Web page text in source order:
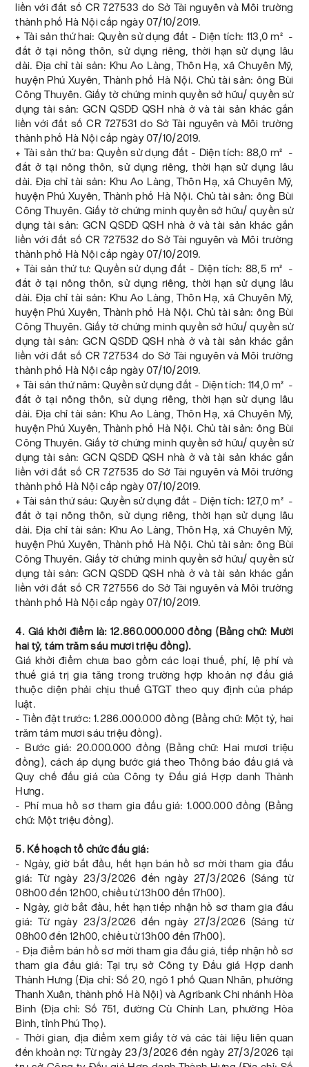
liền với đất số CR 727533 do Sở Tài nguyên và Môi trường
thành phố Hà Nội cấp ngày 07/10/2019.
+ Tài sản thứ hai: Quyền sử dụng đất - Diện tích: 113,0 m² -
đất ở tại nông thôn, sử dụng riêng, thời hạn sử dụng lâu
dài. Địa chỉ tài sản: Khu Ao Làng, Thôn Hạ, xã Chuyên Mỹ,
huyện Phú Xuyên, Thành phố Hà Nội. Chủ tài sản: ông Bùi
Công Thuyên. Giấy tờ chứng minh quyền sở hữu/ quyền sử
dụng tài sản: GCN QSDĐ QSH nhà ở và tài sản khác gắn
liền với đất số CR 727531 do Sở Tài nguyên và Môi trường
thành phố Hà Nội cấp ngày 07/10/2019.
+ Tài sản thứ ba: Quyền sử dụng đất - Diện tích: 88,0 m² -
đất ở tại nông thôn, sử dụng riêng, thời hạn sử dụng lâu
dài. Địa chỉ tài sản: Khu Ao Làng, Thôn Hạ, xã Chuyên Mỹ,
huyện Phú Xuyên, Thành phố Hà Nội. Chủ tài sản: ông Bùi
Công Thuyên. Giấy tờ chứng minh quyền sở hữu/ quyền sử
dụng tài sản: GCN QSDĐ QSH nhà ở và tài sản khác gắn
liền với đất số CR 727532 do Sở Tài nguyên và Môi trường
thành phố Hà Nội cấp ngày 07/10/2019.
+ Tài sản thứ tư: Quyền sử dụng đất - Diện tích: 88,5 m² -
đất ở tại nông thôn, sử dụng riêng, thời hạn sử dụng lâu
dài. Địa chỉ tài sản: Khu Ao Làng, Thôn Hạ, xã Chuyên Mỹ,
huyện Phú Xuyên, Thành phố Hà Nội. Chủ tài sản: ông Bùi
Công Thuyên. Giấy tờ chứng minh quyền sở hữu/ quyền sử
dụng tài sản: GCN QSDĐ QSH nhà ở và tài sản khác gắn
liền với đất số CR 727534 do Sở Tài nguyên và Môi trường
thành phố Hà Nội cấp ngày 07/10/2019.
+ Tài sản thứ năm: Quyền sử dụng đất - Diện tích: 114,0 m² -
đất ở tại nông thôn, sử dụng riêng, thời hạn sử dụng lâu
dài. Địa chỉ tài sản: Khu Ao Làng, Thôn Hạ, xã Chuyên Mỹ,
huyện Phú Xuyên, Thành phố Hà Nội. Chủ tài sản: ông Bùi
Công Thuyên. Giấy tờ chứng minh quyền sở hữu/ quyền sử
dụng tài sản: GCN QSDĐ QSH nhà ở và tài sản khác gắn
liền với đất số CR 727535 do Sở Tài nguyên và Môi trường
thành phố Hà Nội cấp ngày 07/10/2019.
+ Tài sản thứ sáu: Quyền sử dụng đất - Diện tích: 127,0 m² -
đất ở tại nông thôn, sử dụng riêng, thời hạn sử dụng lâu
dài. Địa chỉ tài sản: Khu Ao Làng, Thôn Hạ, xã Chuyên Mỹ,
huyện Phú Xuyên, Thành phố Hà Nội. Chủ tài sản: ông Bùi
Công Thuyên. Giấy tờ chứng minh quyền sở hữu/ quyền sử
dụng tài sản: GCN QSDĐ QSH nhà ở và tài sản khác gắn
liền với đất số CR 727556 do Sở Tài nguyên và Môi trường
thành phố Hà Nội cấp ngày 07/10/2019.
4. Giá khởi điểm là: 12.860.000.000 đồng (Bằng chữ: Mười
hai tỷ, tám trăm sáu mươi triệu đồng).
Giá khởi điểm chưa bao gồm các loại thuế, phí, lệ phí và
thuế giá trị gia tăng trong trường hợp khoản nợ đấu giá
thuộc diện phải chịu thuế GTGT theo quy định của pháp
luật.
- Tiền đặt trước: 1.286.000.000 đồng (Bằng chữ: Một tỷ, hai
trăm tám mươi sáu triệu đồng).
- Bước giá: 20.000.000 đồng (Bằng chữ: Hai mươi triệu
đồng), cách áp dụng bước giá theo Thông báo đấu giá và
Quy chế đấu giá của Công ty Đấu giá Hợp danh Thành
Hưng.
- Phí mua hồ sơ tham gia đấu giá: 1.000.000 đồng (Bằng
chữ: Một triệu đồng).
5. Kế hoạch tổ chức đấu giá:
- Ngày, giờ bắt đầu, hết hạn bán hồ sơ mời tham gia đấu
giá: Từ ngày 23/3/2026 đến ngày 27/3/2026 (Sáng từ
08h00 đến 12h00, chiều từ 13h00 đến 17h00).
- Ngày, giờ bắt đầu, hết hạn tiếp nhận hồ sơ tham gia đấu
giá: Từ ngày 23/3/2026 đến ngày 27/3/2026 (Sáng từ
08h00 đến 12h00, chiều từ 13h00 đến 17h00).
- Địa điểm bán hồ sơ mời tham gia đấu giá, tiếp nhận hồ sơ
tham gia đấu giá: Tại trụ sở Công ty Đấu giá Hợp danh
Thành Hưng (Địa chỉ: Số 20, ngõ 1 phố Quan Nhân, phường
Thanh Xuân, thành phố Hà Nội) và Agribank Chi nhánh Hòa
Bình (Địa chỉ: Số 751, đường Cù Chính Lan, phường Hòa
Bình, tỉnh Phú Thọ).
- Thời gian, địa điểm xem giấy tờ và các tài liệu liên quan
đến khoản nợ: Từ ngày 23/3/2026 đến ngày 27/3/2026 tại